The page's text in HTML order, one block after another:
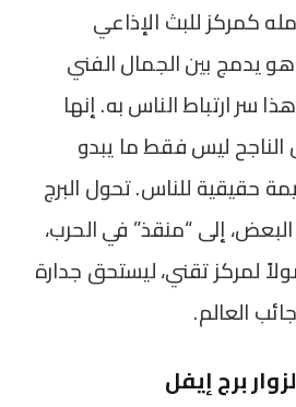
كمركز للبث الإذاعي
هو يدمج بين الجمال الفني
سر ارتباط الناس به. إنها
الناجح ليس فقط ما يبدو
حقيقية للناس. تحول البرج
إلى “منقذ” في الحرب،
لمركز تقني، ليستحق جدارة
العالم.
برج إيفل